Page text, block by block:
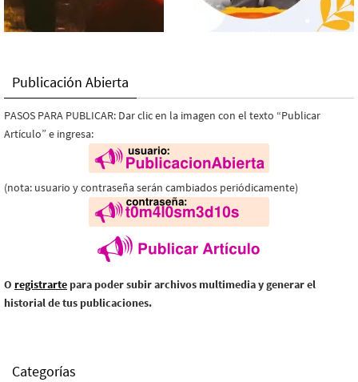
Publicación Abierta
PASOS PARA PUBLICAR: Dar clic en la imagen con el texto “Publicar
Artículo” e ingresa:
(nota: usuario y contraseña serán cambiados periódicamente)
O registrarte para poder subir archivos multimedia y generar el
historial de tus publicaciones.
Categorías